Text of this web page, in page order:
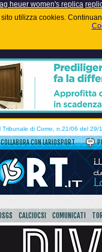
heuer women's replica
utilizza cookies.
di Como, n.21/06 del 29/
COLLABORA CON LARIOSPORT
CALCIOCSI COMUNICATI